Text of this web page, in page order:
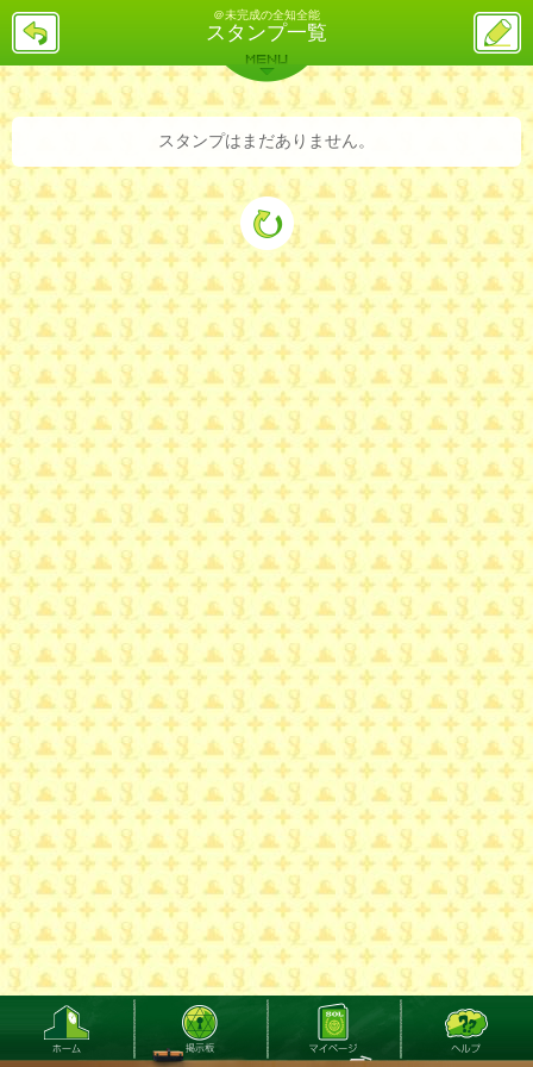
＠未完成の全知全能
スタンプ一覧
戻
ス
投
稿
バックナンバー 詳細検索 ランキング
MENU
スタンプはまだありません。